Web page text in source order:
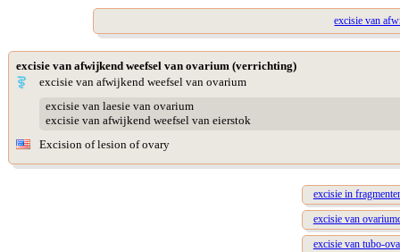
excisie van
excisie van afwijkend weefsel van ovarium (verrichting)
excisie van afwijkend weefsel van ovarium
excisie van laesie van ovarium
excisie van afwijkend weefsel van eierstok
Excision of lesion of ovary
excisie in
excisie van
excisie van tubo-